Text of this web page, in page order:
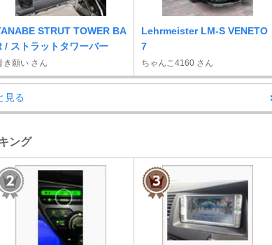
STRUT TOWER BA
/ ストラットタワーバー
き願い さん
Lehrmeister LM-S VENETO
7
ちゃんこ4160 さん
見る
ング